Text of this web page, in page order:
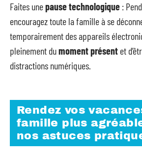
Faites unepause technologique :
encouragez toute la famille à se
temporairement des appareils
pleinement dumoment présent et
distractions numériques.
Rendez vos
famille plus
nos astuces